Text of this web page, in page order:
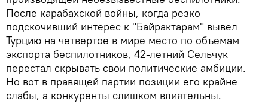
После карабахской войны, когда резко
подскочивший интерес к "Байрактарам" вывел
Турцию на четвертое в мире место по объемам
экспорта беспилотников, 42-летний Сельчук
перестал скрывать свои политические амбиции.
Но вот в правящей партии позиции его крайне
слабы, а конкуренты слишком влиятельны.